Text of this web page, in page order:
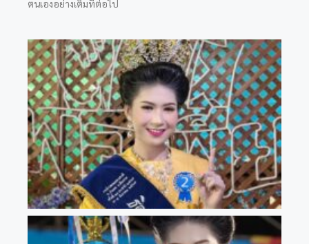
ตนเองอย่างเต็มที่ต่อไป